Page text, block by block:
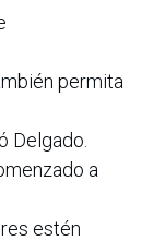
permita
Delgado.
a
estén